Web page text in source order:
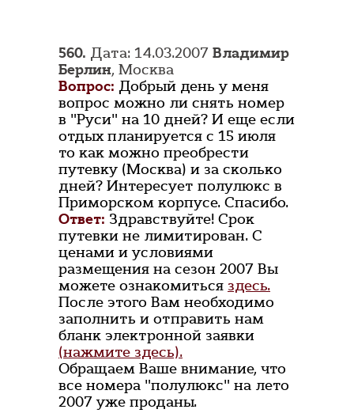
560. Дата: 14.03.2007 Владимир
Берлин, Москва
Вопрос: Добрый день у меня
вопрос можно ли снять номер
в "Руси" на 10 дней? И еще если
отдых планируется с 15 июля
то как можно преобрести
путевку (Москва) и за сколько
дней? Интересует полулюкс в
Приморском корпусе. Спасибо.
Ответ: Здравствуйте! Срок
путевки не лимитирован. С
ценами и условиями
размещения на сезон 2007 Вы
можете ознакомиться здесь.
После этого Вам необходимо
заполнить и отправить нам
бланк электронной заявки
(нажмите здесь).
Обращаем Ваше внимание, что
все номера "полулюкс" на лето
2007 уже проданы.